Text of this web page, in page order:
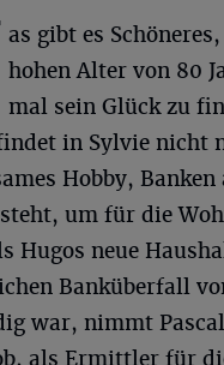
as gibt es
hohen Alter von 80
mal sein Glück zu
in Sylvie nicht
Hobby,
um für die
Hugos neue
Banküberfall
war, nimmt
als Ermittler für